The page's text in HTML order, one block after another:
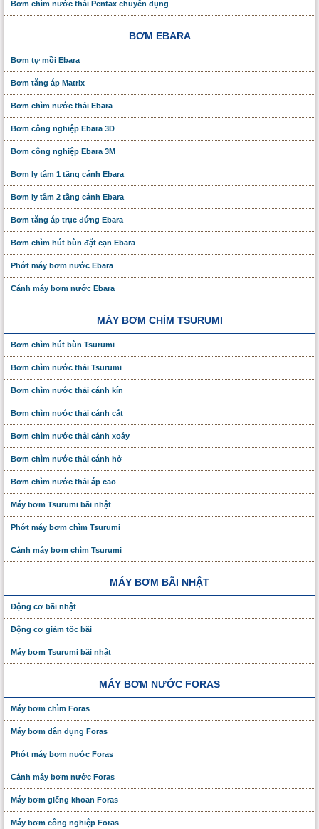
Bơm chìm nước thải Pentax chuyên dụng
BƠM EBARA
Bơm tự mồi Ebara
Bơm tăng áp Matrix
Bơm chìm nước thải Ebara
Bơm công nghiệp Ebara 3D
Bơm công nghiệp Ebara 3M
Bơm ly tâm 1 tầng cánh Ebara
Bơm ly tâm 2 tầng cánh Ebara
Bơm tăng áp trục đứng Ebara
Bơm chìm hút bùn đặt cạn Ebara
Phớt máy bơm nước Ebara
Cánh máy bơm nước Ebara
MÁY BƠM CHÌM TSURUMI
Bơm chìm hút bùn Tsurumi
Bơm chìm nước thải Tsurumi
Bơm chìm nước thải cánh kín
Bơm chìm nước thải cánh cắt
Bơm chìm nước thải cánh xoáy
Bơm chìm nước thải cánh hở
Bơm chìm nước thải áp cao
Máy bơm Tsurumi bãi nhật
Phớt máy bơm chìm Tsurumi
Cánh máy bơm chìm Tsurumi
MÁY BƠM BÃI NHẬT
Động cơ bãi nhật
Động cơ giảm tốc bãi
Máy bơm Tsurumi bãi nhật
MÁY BƠM NƯỚC FORAS
Máy bơm chìm Foras
Máy bơm dân dụng Foras
Phớt máy bơm nước Foras
Cánh máy bơm nước Foras
Máy bơm giếng khoan Foras
Máy bơm công nghiệp Foras